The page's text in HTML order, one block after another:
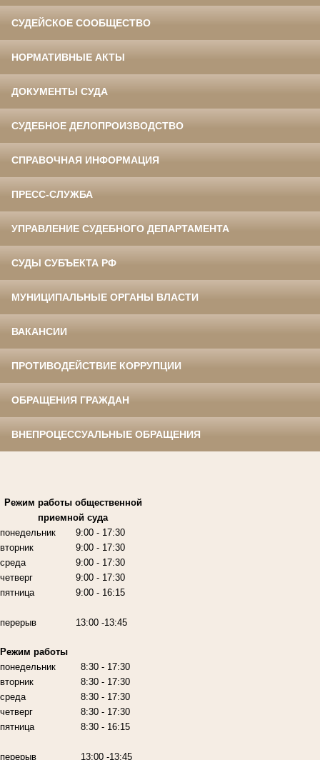
СУДЕЙСКОЕ СООБЩЕСТВО
НОРМАТИВНЫЕ АКТЫ
ДОКУМЕНТЫ СУДА
СУДЕБНОЕ ДЕЛОПРОИЗВОДСТВО
СПРАВОЧНАЯ ИНФОРМАЦИЯ
ПРЕСС-СЛУЖБА
УПРАВЛЕНИЕ СУДЕБНОГО ДЕПАРТАМЕНТА
СУДЫ СУБЪЕКТА РФ
МУНИЦИПАЛЬНЫЕ ОРГАНЫ ВЛАСТИ
ВАКАНСИИ
ПРОТИВОДЕЙСТВИЕ КОРРУПЦИИ
ОБРАЩЕНИЯ ГРАЖДАН
ВНЕПРОЦЕССУАЛЬНЫЕ ОБРАЩЕНИЯ
Режим работыобщественной
приемной суда
понедельник
вторник
среда
четверг
пятница
9:00 - 17:30
9:00 - 17:30
9:00 - 17:30
9:00 - 17:30
9:00 - 16:15
перерыв 13:00 -13:45
Режим работы
понедельник
вторник
среда
четверг
пятница
перерыв
8:30 - 17:30
8:30 - 17:30
8:30 - 17:30
8:30 - 17:30
8:30 - 16:15
13:00 -13:45